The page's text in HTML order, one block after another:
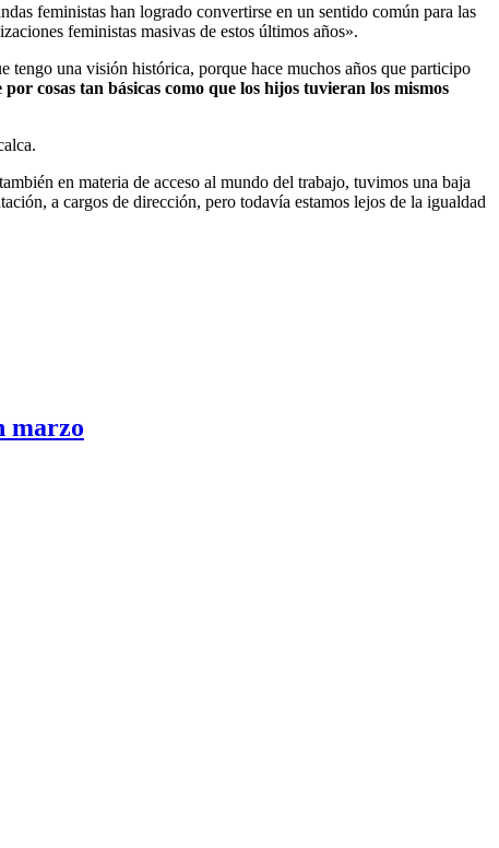
feministas han logrado convertirse en un sentido común para las
feministas masivas de estos últimos años».
una visión histórica, porque hace muchos años que participo
cosas tan básicas como que los hijos tuvieran los mismos
en materia de acceso al mundo del trabajo, tuvimos una baja
a cargos de dirección, pero todavía estamos lejos de la igualdad
marzo